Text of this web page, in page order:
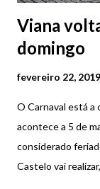
Viana
domingo
fevereiro 22, 2019
O Carnaval está a
acontece a 5 de
considerado
Castelo vai